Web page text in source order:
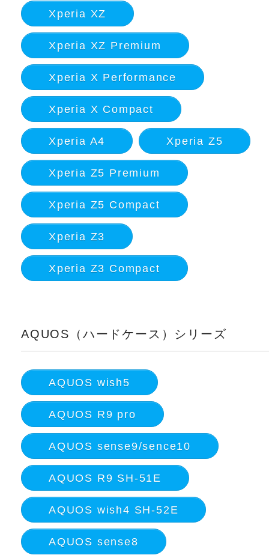
Xperia XZ
Xperia XZ Premium
Xperia X Performance
Xperia X Compact
Xperia A4 Xperia Z5
Xperia Z5 Premium
Xperia Z5 Compact
Xperia Z3
Xperia Z3 Compact
AQUOS（ハードケース）シリーズ
AQUOS wish5
AQUOS R9 pro
AQUOS sense9/sence10
AQUOS R9 SH-51E
AQUOS wish4 SH-52E
AQUOS sense8